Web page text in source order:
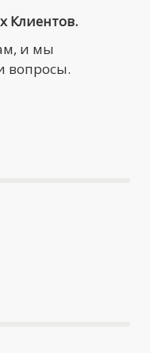
Клиентов.
и мы
вопросы.